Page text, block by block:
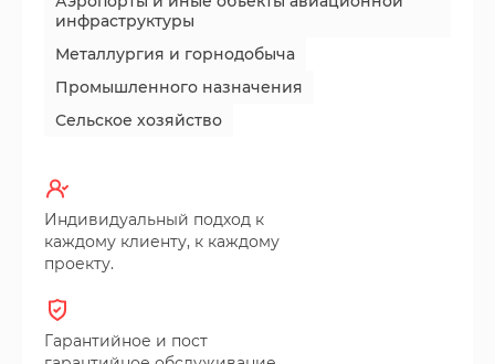
инфраструктуры
Металлургия и горнодобыча
Промышленного назначения
Сельское хозяйство
Индивидуальный подход к
каждому клиенту, к каждому
проекту.
Гарантийное и пост